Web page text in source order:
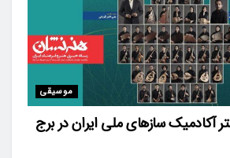
موسیقی
آکادمیک سازهای ملی ایران در برج